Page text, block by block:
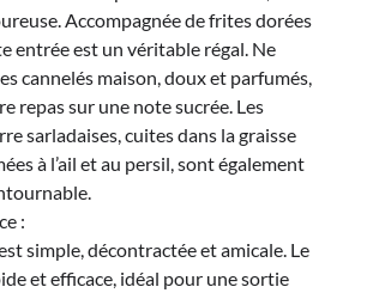
Accompagnée de frites dorées
entrée est un véritable régal. Ne
cannelés maison, doux et parfumés,
repas sur une note sucrée. Les
sarladaises, cuites dans la graisse
à l’ail et au persil, sont également
:
simple, décontractée et amicale. Le
et efficace, idéal pour une sortie